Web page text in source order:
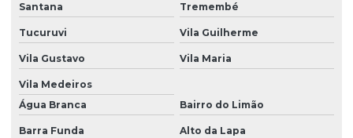
Levantamento topográfico preço
Levantamento topográfico projeto arquitetura
Levantamento topografico quanto custa
Levantamento topografico para usucapião
Mapeamento aéreo
Santana Tremembé
Tucuruvi Vila Guilherme
Vila Gustavo Vila Maria
Vila Medeiros
Água Branca
Bairro do Limão
Barra Funda Alto da Lapa